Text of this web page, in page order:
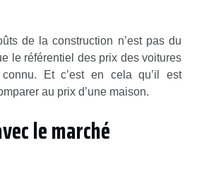
de la construction n’est pas du
le référentiel des prix des voitures
Et c’est en cela qu’il est
au prix d’une maison.
le marché